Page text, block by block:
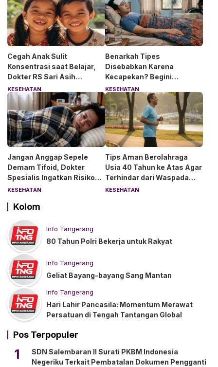
Cegah Anak Sulit
Konsentrasi saat Belajar,
Dokter RS Sari Asih
Anjurkan 6 Asupan Ini
KESEHATAN
Benarkah Tipes
Disebabkan Karena
Kecapekan? Begini
Penjelasan Dokter RS Sari
Asih Bintaro
KESEHATAN
Jangan Anggap Sepele
Demam Tifoid, Dokter
Spesialis Ingatkan Risiko
Kebocoran Usus
KESEHATAN
Tips Aman Berolahraga
Usia 40 Tahun ke Atas Agar
Terhindar dari Waspada
“Angin Duduk”
KESEHATAN
Kolom
Info Tangerang
80 Tahun Polri Bekerja untuk Rakyat
Info Tangerang
Geliat Bayang-bayang Sang Mantan
Info Tangerang
Hari Lahir Pancasila: Momentum Merawat
Persatuan di Tengah Tantangan Global
Pos Terpopuler
1
SDN Salembaran II Surati PKBM Indonesia
Negeriku Terkait Pembatalan Dokumen Pengganti